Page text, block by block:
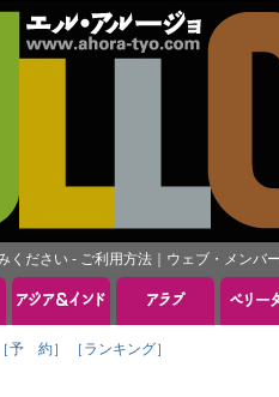
ください - ご利用方法 ウェブ・メンバ
［予 約］ ［ランキング］